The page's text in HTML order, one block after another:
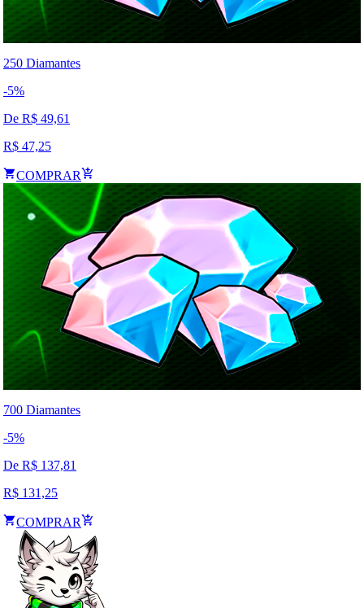
250 Diamantes
-5%
De R$ 49,61
R$ 47,25
COMPRAR
700 Diamantes
-5%
De R$ 137,81
R$ 131,25
COMPRAR